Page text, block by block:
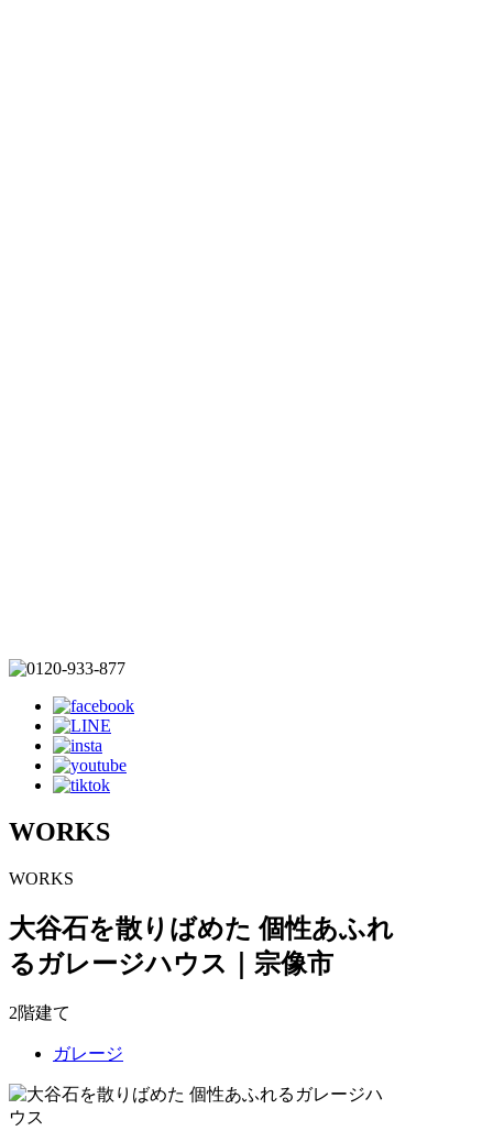
WORKS
WORKS
大谷石を散りばめた 個性あふれ
るガレージハウス｜宗像市
2階建て
ガレージ